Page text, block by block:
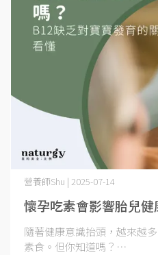
懷孕吃素會影響胎兒健
營養師Shu | 2025-07-14
隨著健康意識抬頭，越來越
素食。但你知道嗎？⋯